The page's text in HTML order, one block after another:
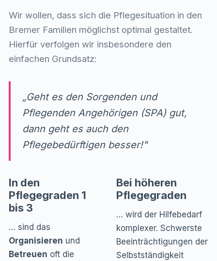
Wir wollen, dass sich die Pflegesituation in den
Bremer Familien möglichst optimal gestaltet.
Hierfür verfolgen wir insbesondere den
einfachen Grundsatz:
„Geht es den Sorgenden und
Pflegenden Angehörigen (SPA) gut,
dann geht es auch den
Pflegebedürftigen besser!"
In den
Pflegegraden 1
bis 3
… sind das
Organisieren und
Betreuen oft die
Bei höheren
Pflegegraden
… wird der Hilfebedarf
komplexer. Schwerste
Beeinträchtigungen der
Selbstständigkeit